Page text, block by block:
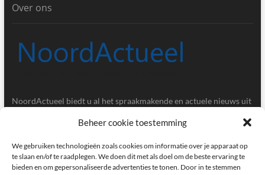
Beheer cookie toestemming
We gebruiken technologieën zoals cookies om informatie over je apparaat op
te slaan en/of te raadplegen. We doen dit met als doel om de beste ervaring te
bieden en om gepersonaliseerde advertenties te tonen. Door in te stemmen
Over ons
NoordActueel biedt u al het spraakmakende en actuele nieuws uit
Gegevens
Postbus 5020, 9700GA, Groningen